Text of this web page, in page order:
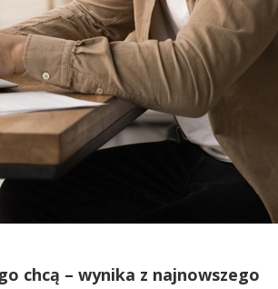
chcą – wynika z najnowszego